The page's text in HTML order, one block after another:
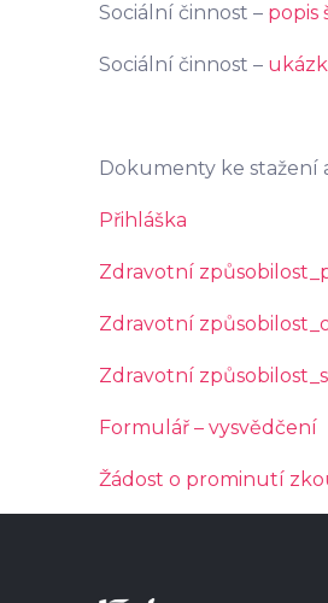
Sociální činnost – popis
Sociální činnost –
Dokumenty ke stažení
Přihláška
Zdravotní
Zdravotní
Zdravotní
Formulář – vysvědčení
Žádost o prominutí